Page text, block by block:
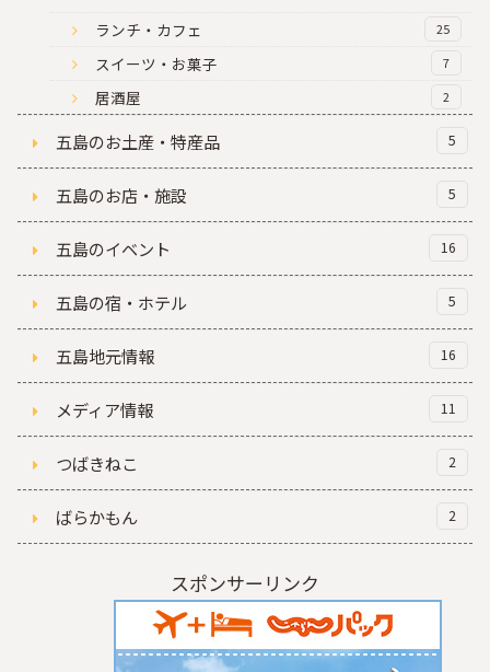
ランチ・カフェ 25
スイーツ・お菓子 7
居酒屋 2
五島のお土産・特産品 5
五島のお店・施設 5
五島のイベント 16
五島の宿・ホテル 5
五島地元情報 16
メディア情報 11
つばきねこ 2
ばらかもん 2
スポンサーリンク